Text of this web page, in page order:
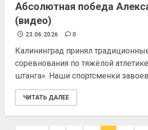
Абсолютная победа
(видео)
23.06.2026 0
Калининград принял
соревнования по тяжёлой
штанга». Наши спортсменки
ЧИТАТЬ ДАЛЕЕ